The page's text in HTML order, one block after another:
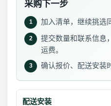
采购下一步
1 加入清单，继续挑选
2
提交数量和联系信息
运费。
3 确认报价、配送安装
配送安装